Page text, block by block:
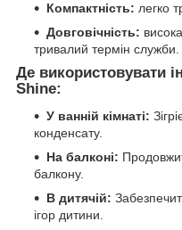
Компактність: легко
Довговічність:
тривалий термін служби.
Де використовувати
Shine:
У ванній кімнаті:
конденсату.
На балконі:
балкону.
В дитячій:
ігор дитини.